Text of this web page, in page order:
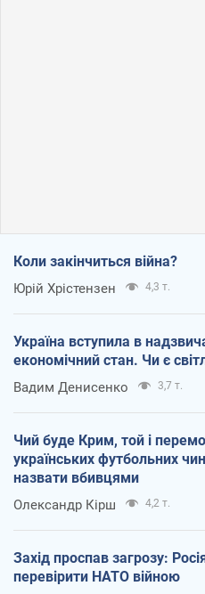
Коли закінчиться війна?
Юрій Хрістензен 4,3 т.
Україна вступила в
економічний стан. Чи є
Вадим Денисенко 3,7 т.
Чий буде Крим, той і
українських футбольних
назвати вбивцями
Олександр Кірш 4,2 т.
Захід проспав загрозу:
перевірити НАТО війною